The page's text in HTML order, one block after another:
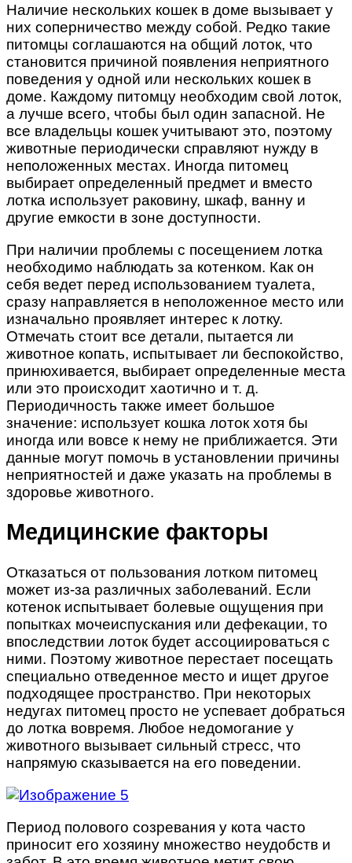
Наличие нескольких кошек в доме вызывает у
них соперничество между собой. Редко такие
питомцы соглашаются на общий лоток, что
становится причиной появления неприятного
поведения у одной или нескольких кошек в
доме. Каждому питомцу необходим свой лоток,
а лучше всего, чтобы был один запасной. Не
все владельцы кошек учитывают это, поэтому
животные периодически справляют нужду в
неположенных местах. Иногда питомец
выбирает определенный предмет и вместо
лотка использует раковину, шкаф, ванну и
другие емкости в зоне доступности.
При наличии проблемы с посещением лотка
необходимо наблюдать за котенком. Как он
себя ведет перед использованием туалета,
сразу направляется в неположенное место или
изначально проявляет интерес к лотку.
Отмечать стоит все детали, пытается ли
животное копать, испытывает ли беспокойство,
принюхивается, выбирает определенные места
или это происходит хаотично и т. д.
Периодичность также имеет большое
значение: использует кошка лоток хотя бы
иногда или вовсе к нему не приближается. Эти
данные могут помочь в установлении причины
неприятностей и даже указать на проблемы в
здоровье животного.
Медицинские факторы
Отказаться от пользования лотком питомец
может из-за различных заболеваний. Если
котенок испытывает болевые ощущения при
попытках мочеиспускания или дефекации, то
впоследствии лоток будет ассоциироваться с
ними. Поэтому животное перестает посещать
специально отведенное место и ищет другое
подходящее пространство. При некоторых
недугах питомец просто не успевает добраться
до лотка вовремя. Любое недомогание у
животного вызывает сильный стресс, что
напрямую сказывается на его поведении.
Период полового созревания у кота часто
приносит его хозяину множество неудобств и